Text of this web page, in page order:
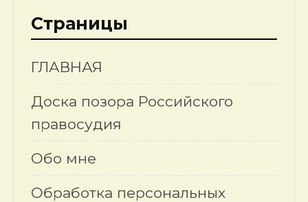
Страницы
ГЛАВНАЯ
Доска позора Российского
правосудия
Обо мне
Обработка персональных